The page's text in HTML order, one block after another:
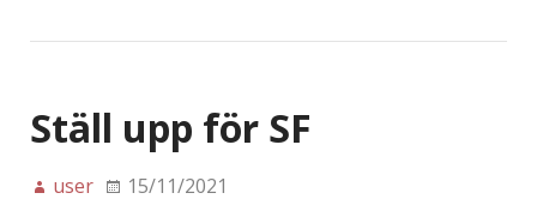
Ställ upp för SF
user 15/11/2021